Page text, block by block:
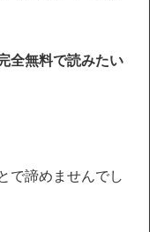
全無料で読みたい
で諦めませんでし